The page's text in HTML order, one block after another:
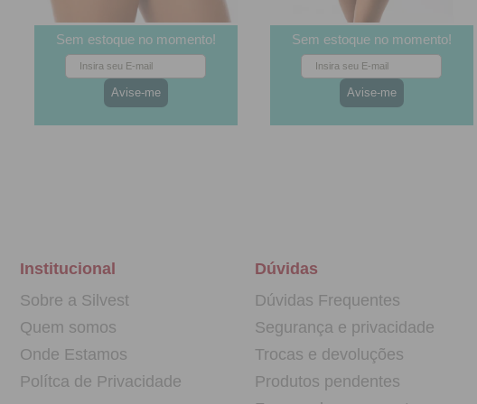
(4)
Calçola Básica Cós Alto
em Microfibra | 23
Sem estoque no momento! (1)
Short Doll de Manga
Curta em Microfibra |
Heloise 6034
Sem estoque no momento!
Institucional
Sobre a Silvest
Quem somos
Onde Estamos
Polítca de Privacidade
Dúvidas
Dúvidas Frequentes
Segurança e privacidade
Trocas e devoluções
Produtos pendentes